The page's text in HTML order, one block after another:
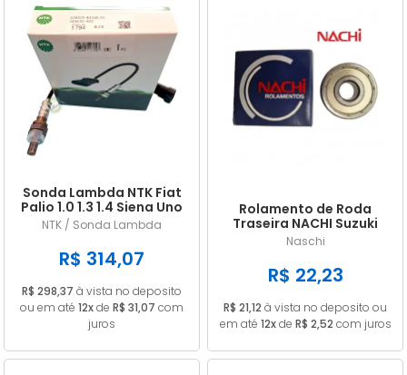
Sonda Lambda NTK Fiat
Palio 1.0 1.3 1.4 Siena Uno
Doblo Punto Strada
NTK / Sonda Lambda
R$ 314,07
R$ 298,37 à vista no deposito
ou em até 12xde R$ 31,07 com
juros
Rolamento de Roda
Traseira NACHI Suzuki
GN 125 Intruder / Yes 125
Naschi
R$ 22,23
R$ 21,12 à vista no deposito ou
em até 12xde R$ 2,52 com juros